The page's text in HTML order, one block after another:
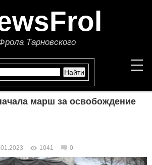
Тарновского
ПОЛИТИКА
марш за освобождение
1041 0